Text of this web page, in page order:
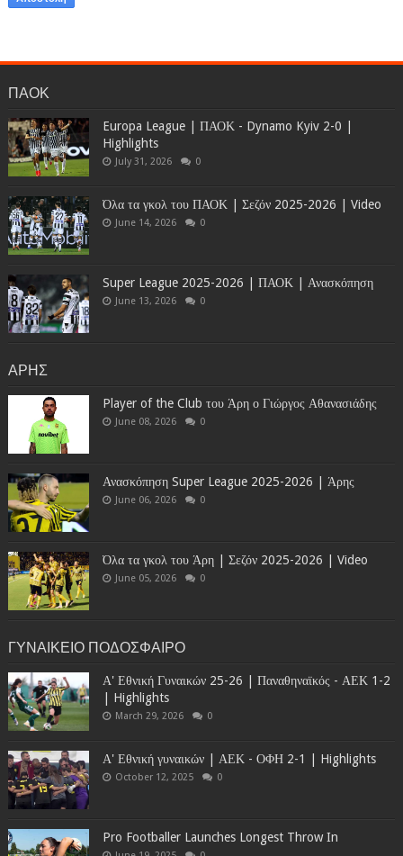
ΠΑΟΚ
Europa League | ΠΑΟΚ - Dynamo Kyiv 2-0 |
Highlights
July 31, 2026 0
Όλα τα γκολ του ΠΑΟΚ | Σεζόν 2025-2026 | Video
June 14, 2026 0
Super League 2025-2026 | ΠΑΟΚ | Ανασκόπηση
June 13, 2026 0
ΑΡΗΣ
Player of the Club του Άρη ο Γιώργος Αθανασιάδης
June 08, 2026 0
Ανασκόπηση Super League 2025-2026 | Άρης
June 06, 2026 0
Όλα τα γκολ του Άρη | Σεζόν 2025-2026 | Video
June 05, 2026 0
ΓΥΝΑΙΚΕΙΟ ΠΟΔΟΣΦΑΙΡΟ
Α' Εθνική Γυναικών 25-26 | Παναθηναϊκός - ΑΕΚ 1-2
| Highlights
March 29, 2026 0
Α' Εθνική γυναικών | ΑΕΚ - ΟΦΗ 2-1 | Highlights
October 12, 2025 0
Pro Footballer Launches Longest Throw In